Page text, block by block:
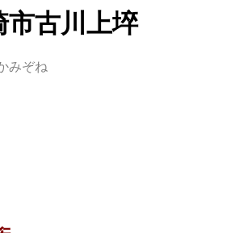
市古川上埣
みぞね